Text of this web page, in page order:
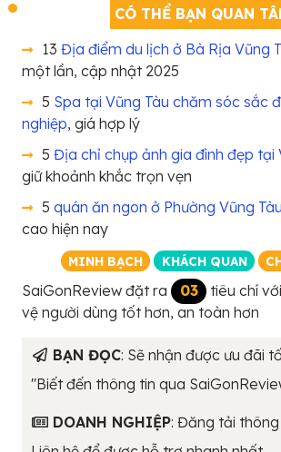
CÓ THỂ BẠN QUAN
13 Địa điểm du lịch ở Bà Rịa Vũng
một lần, cập nhật 2025
5 Spa tại Vũng Tàu chăm sóc sắc
nghiệp, giá hợp lý
5 Địa chỉ chụp ảnh gia đình đẹp tại
giữ khoảnh khắc trọn vẹn
5 quán ăn ngon ở Phường Vũng Tàu
cao hiện nay
MINH BẠCH KHÁCH QUAN
SaiGonReview đặt ra 03
tiêu chí
vệ người dùng tốt hơn, an toàn hơn
BẠN ĐỌC: Sẽ nhận được ưu đãi
"Biết đến thông tin qua
DOANH NGHIỆP: Đăng tải